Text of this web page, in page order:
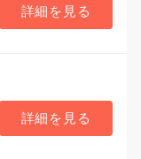
詳細を見る
詳細を見る